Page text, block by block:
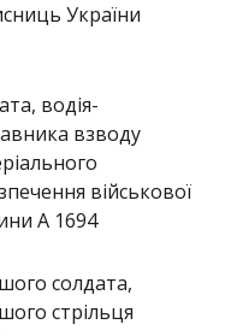
України
водія-
взводу
військової
А 1694
солдата,
стрільця